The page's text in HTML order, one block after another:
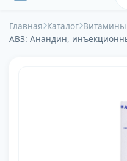
Главная Каталог
АВЗ: Анандин,